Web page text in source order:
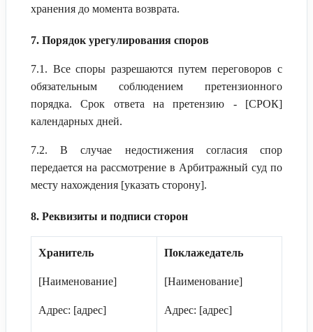
хранения до момента возврата.
7. Порядок урегулирования споров
7.1. Все споры разрешаются путем переговоров с
обязательным соблюдением претензионного
порядка. Срок ответа на претензию - [СРОК]
календарных дней.
7.2. В случае недостижения согласия спор
передается на рассмотрение в Арбитражный суд по
месту нахождения [указать сторону].
8. Реквизиты и подписи сторон
Хранитель
[Наименование]
Адрес: [адрес]
Поклажедатель
[Наименование]
Адрес: [адрес]